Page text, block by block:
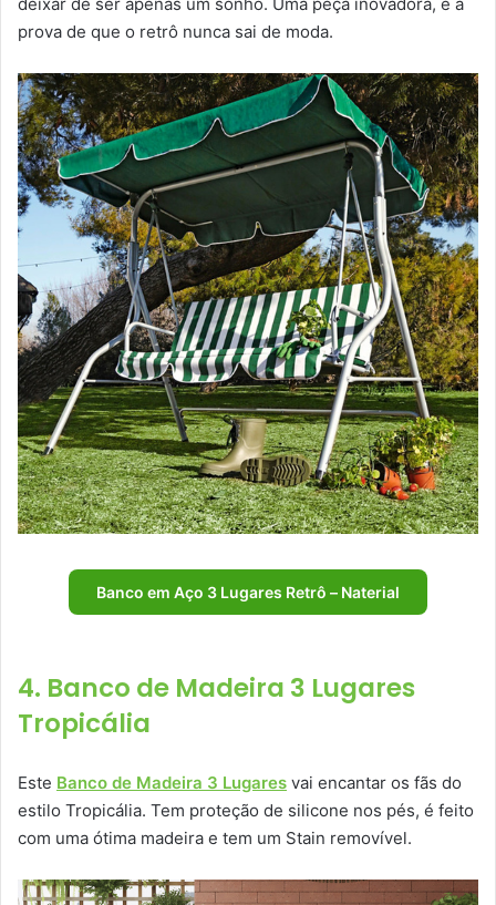
deixar de ser apenas um sonho. Uma peça inovadora, é a
prova de que o retrô nunca sai de moda.
Banco em Aço 3 Lugares Retrô – Naterial
4. Banco de Madeira 3 Lugares
Tropicália
Este Banco de Madeira 3 Lugares vai encantar os fãs do
estilo Tropicália. Tem proteção de silicone nos pés, é feito
com uma ótima madeira e tem um Stain removível.